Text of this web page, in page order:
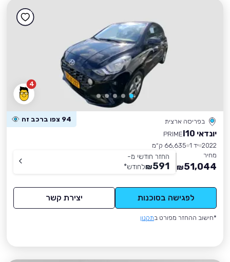
4
בפריסה ארצית 94 צפו ברכב זה
יונדאי I10
PRIME
2022 יד 1
66,635 ק״מ
מחיר
51,044
₪
החזר חודשי מ-
591
₪לחודש*
לפגישה בסוכנות יצירת קשר
*חישוב ההחזר מפורט בתקנון